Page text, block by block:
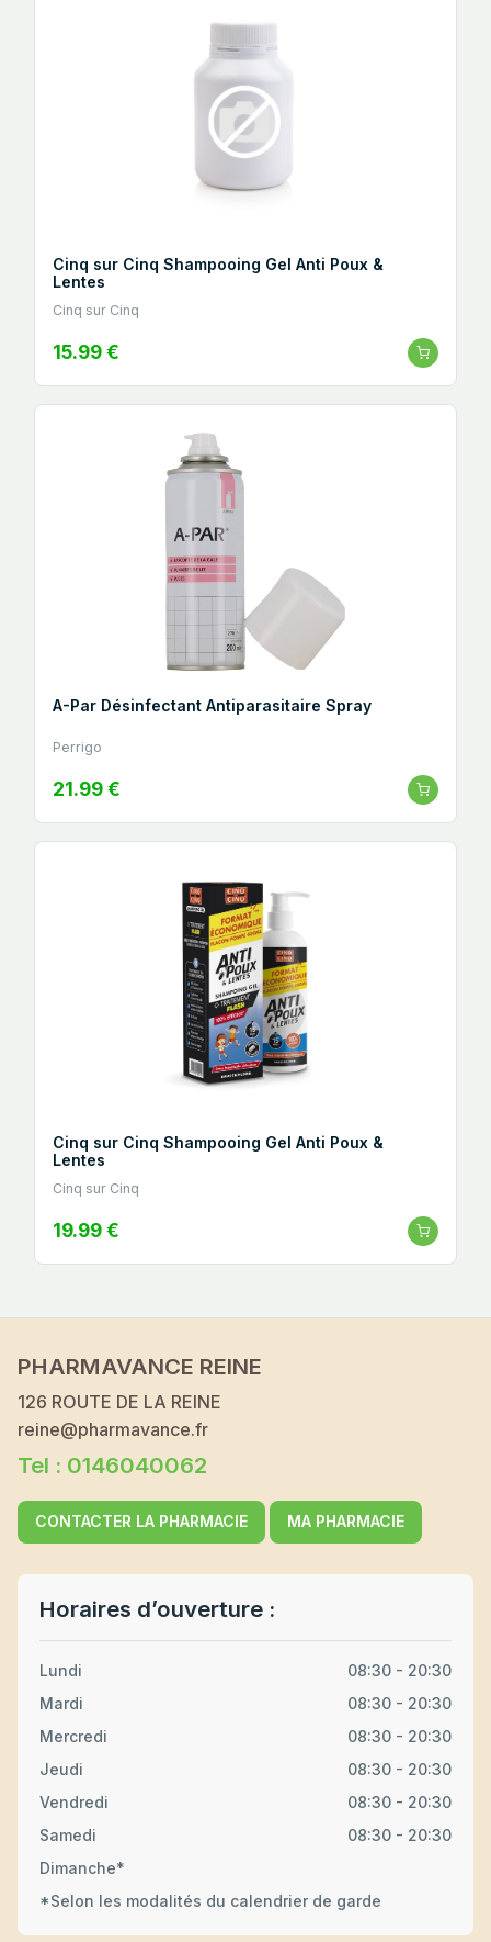
Cinq sur Cinq Shampooing Gel Anti Poux &
Lentes
Cinq sur Cinq
15.99 €
A-Par Désinfectant Antiparasitaire Spray
Perrigo
21.99 €
Cinq sur Cinq Shampooing Gel Anti Poux &
Lentes
Cinq sur Cinq
19.99 €
PHARMAVANCE REINE
126 ROUTE DE LA REINE
reine@pharmavance.fr
Tel : 0146040062
CONTACTER LA PHARMACIE MA PHARMACIE
Horaires d’ouverture :
Lundi
08:30 - 20:30
Mardi
08:30 - 20:30
Mercredi
08:30 - 20:30
Jeudi
08:30 - 20:30
Vendredi
08:30 - 20:30
Samedi
08:30 - 20:30
Dimanche*
*Selon les modalités du calendrier de garde